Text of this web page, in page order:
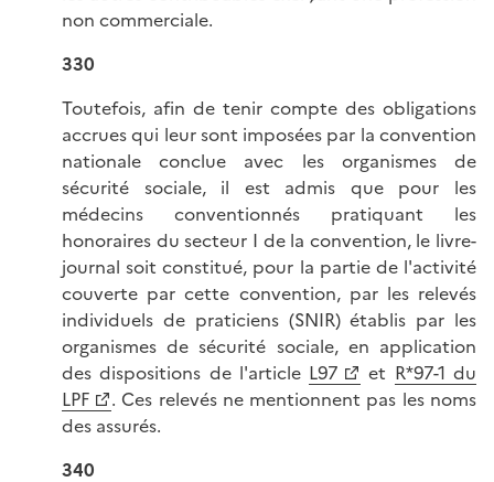
non commerciale.
330
Toutefois, afin de tenir compte des obligations
accrues qui leur sont imposées par la convention
nationale conclue avec les organismes de
sécurité sociale, il est admis que pour les
médecins conventionnés pratiquant les
honoraires du secteur I de la convention, le livre-
journal soit constitué, pour la partie de l'activité
couverte par cette convention, par les relevés
individuels de praticiens (SNIR) établis par les
organismes de sécurité sociale, en application
des dispositions de l'article L97 et R*97-1 du
LPF
. Ces relevés ne mentionnent pas les noms
des assurés.
340